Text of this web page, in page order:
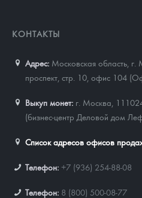
КОНТАКТЫ
Адрес: Московская область,
проспект, стр. 10, офис 104
Выкуп монет: г. Москва,
(бизнес-центр Деловой дом
Список адресов офисов
Телефон: +7 (936) 254-88-08
Телефон: 8 (800) 500-08-77